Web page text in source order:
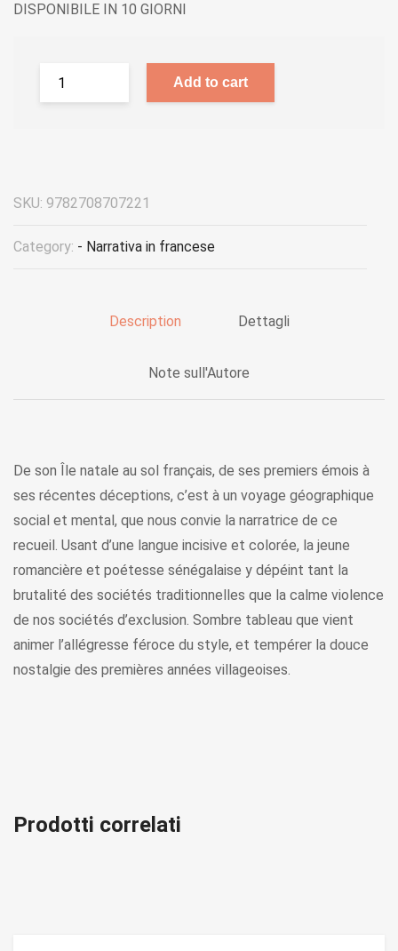
DISPONIBILE IN 10 GIORNI
Add to cart
SKU: 9782708707221
Category: - Narrativa in francese
Description Dettagli
Note sull'Autore
De son Île natale au sol français, de ses premiers émois à
ses récentes déceptions, c’est à un voyage géographique
social et mental, que nous convie la narratrice de ce
recueil. Usant d’une langue incisive et colorée, la jeune
romancière et poétesse sénégalaise y dépéint tant la
brutalité des sociétés traditionnelles que la calme violence
de nos sociétés d’exclusion. Sombre tableau que vient
animer l’allégresse féroce du style, et tempérer la douce
nostalgie des premières années villageoises.
Prodotti correlati